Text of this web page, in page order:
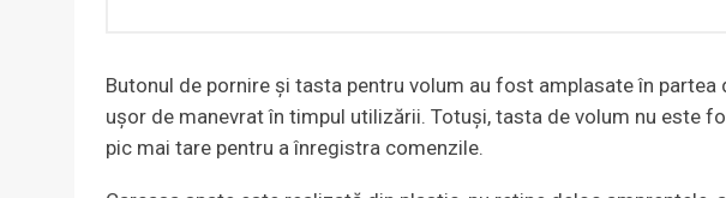
Butonul de pornire şi tasta pentru volum au fost amplasate în
uşor de manevrat în timpul utilizării. Totuşi, tasta de volum nu este
pic mai tare pentru a înregistra comenzile.